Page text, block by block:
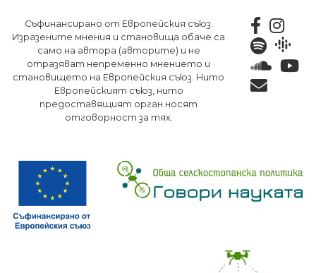
към
основното
съдържание
Съфинансирано от Европейския съюз.
Изразените мнения и становища обаче са
само на автора (авторите) и не
отразяват непременно мнението и
становището на Европейския съюз. Нито
Европейският съюз, нито
предоставящият орган носят
отговорност за тях.